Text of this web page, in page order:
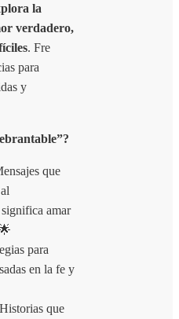
la
verdadero,
. Fre
para
y
que
amar
para
en la fe y
que